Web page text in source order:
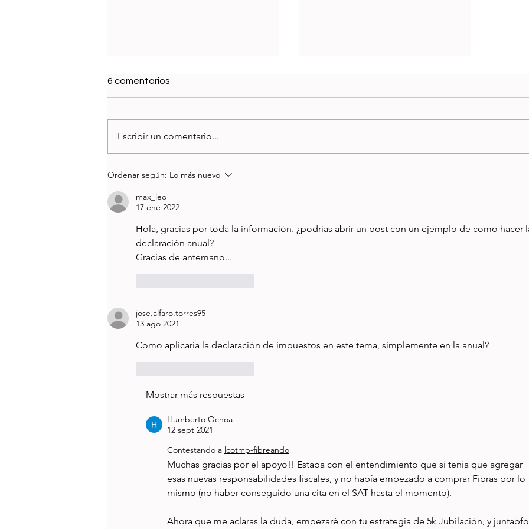
Impuestos Fibreros Parte 2 -
6 comentarios
Escribir un comentario...
Ordenar según: Lo más nuevo
max_leo
17 ene 2022
Hola, gracias por toda la información. ¿podrías abrir un post con un ejemplo de como hacer
declaración anual?
Gracias de antemano...
jose.alfaro.torres95
13 ago 2021
Como aplicaría la declaración de impuestos en este tema, simplemente en la anual?
Mostrar más respuestas
Humberto Ochoa
12 sept 2021
Contestando a lcotmp-fibreando
Muchas gracias por el apoyo!! Estaba con el entendimiento que si tenia que agregar
esas nuevas responsabilidades fiscales, y no había empezado a comprar Fibras por lo
mismo (no haber conseguido una cita en el SAT hasta el momento).
Ahora que me aclaras la duda, empezaré con tu estrategia de 5k Jubilación, y